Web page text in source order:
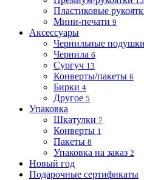
Пластиковые
Мини-печати 9
Аксессуары
Чернильные подушки
Чернила 6
Сургуч 13
Конверты/пакеты 6
Бирки 4
Другое 5
Упаковка
Шкатулки 7
Конверты 1
Пакеты 8
Упаковка на заказ 2
Новый год
Подарочные сертификаты